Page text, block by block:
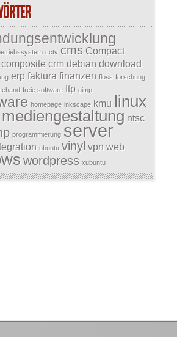
cctv cms Compact
composite crm debian download
erp faktura finanzen floss forschung
freie software ftp gimp
homepage inkscape kmu linux
mediengestaltung ntsc
programmierung server
ubuntu vinyl vpn web
wordpress xubuntu